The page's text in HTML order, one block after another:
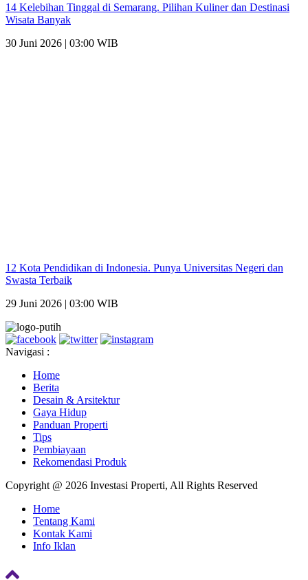
14 Kelebihan Tinggal di Semarang. Pilihan Kuliner dan Destinasi
Wisata Banyak
30 Juni 2026 | 03:00 WIB
12 Kota Pendidikan di Indonesia. Punya Universitas Negeri dan
Swasta Terbaik
29 Juni 2026 | 03:00 WIB
Navigasi :
Home
Berita
Desain & Arsitektur
Gaya Hidup
Panduan Properti
Tips
Pembiayaan
Rekomendasi Produk
Copyright @ 2026 Investasi Properti, All Rights Reserved
Home
Tentang Kami
Kontak Kami
Info Iklan